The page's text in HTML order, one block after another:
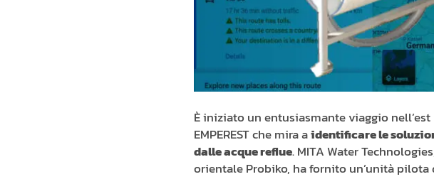
È iniziato un entusiasmante viaggio
EMPEREST che mira aidentificare le
dalle acque reflue. MITA Water
orientale Probiko, ha fornito un’unità